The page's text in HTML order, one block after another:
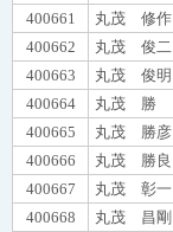
400661
丸茂 修作
400662
丸茂 俊二
400663
丸茂 俊明
400664
丸茂 勝
400665
丸茂 勝彦
400666
丸茂 勝良
400667
丸茂 彰一
400668
丸茂 昌剛